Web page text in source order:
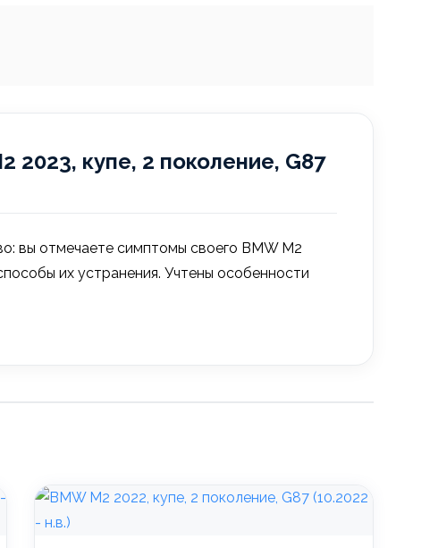
2023, купе, 2 поколение, G87
вы отмечаете симптомы своего BMW M2
их устранения. Учтены особенности